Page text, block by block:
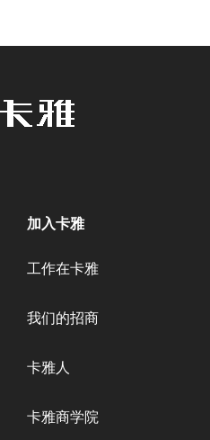
加入卡雅
工作在卡雅
我们的招商
卡雅人
卡雅商学院